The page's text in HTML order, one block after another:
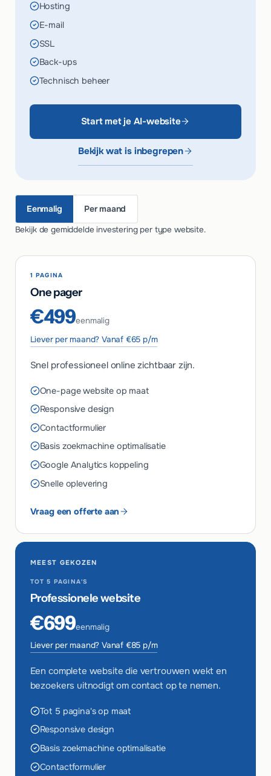
Hosting
E-mail
SSL
Back-ups
Technisch beheer
Start met je AI-website
Bekijk wat is inbegrepen
Eenmalig Per maand
Bekijk de gemiddelde investering per type website.
1 PAGINA
One pager
€499eenmalig
Liever per maand? Vanaf €65 p/m
Snel professioneel online zichtbaar zijn.
One-page website op maat
Responsive design
Contactformulier
Basis zoekmachine optimalisatie
Google Analytics koppeling
Snelle oplevering
Vraag een offerte aan
MEEST GEKOZEN
TOT 5 PAGINA'S
Professionele website
€699eenmalig
Liever per maand? Vanaf €85 p/m
Een complete website die vertrouwen wekt en
bezoekers uitnodigt om contact op te nemen.
Tot 5 pagina's op maat
Responsive design
Basis zoekmachine optimalisatie
Contactformulier